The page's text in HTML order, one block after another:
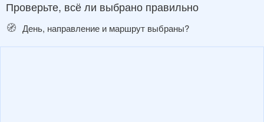
Проверьте, всё ли выбрано правильно
🧭 День, направление и маршрут выбраны?